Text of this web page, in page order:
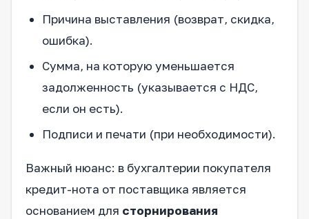
Причина выставления (возврат, скидка,
ошибка).
Сумма, на которую уменьшается
задолженность (указывается с НДС,
если он есть).
Подписи и печати (при необходимости).
Важный нюанс: в бухгалтерии покупателя
кредит-нота от поставщика является
основанием для сторнирования